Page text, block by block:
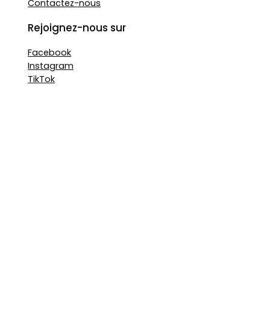
Contactez-nous
Rejoignez-nous sur
Facebook
Instagram
TikTok